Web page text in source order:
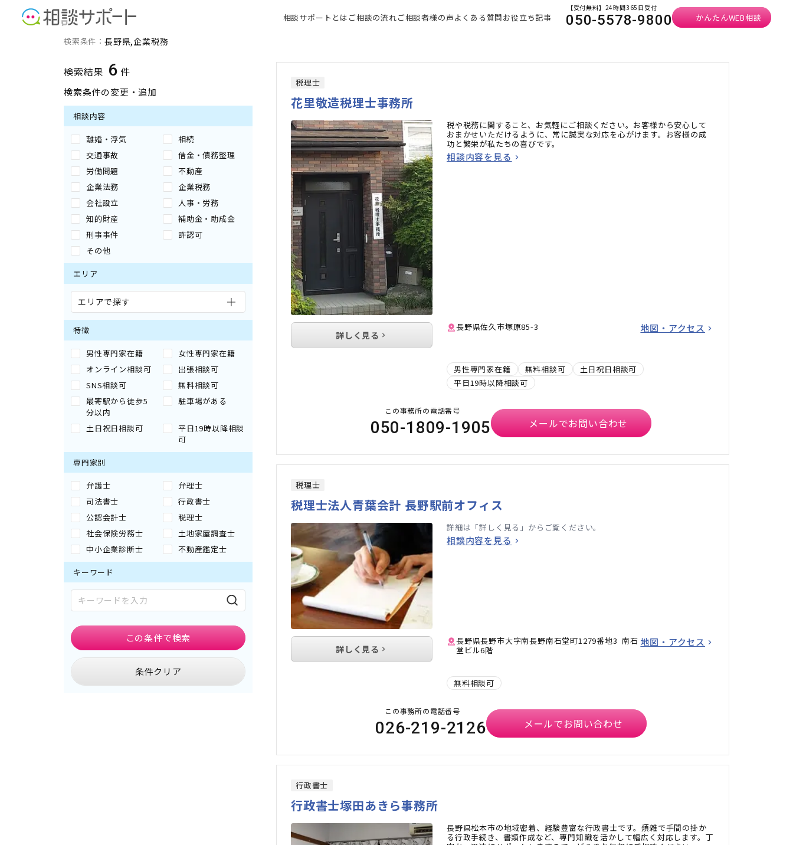
相談サポートとは ご相談の流れご相談者様の声よくある質問お役立ち記事
【受付無料】24時間365日受付
050-5578-9800 かんたんWEB相談
長野県の企業税務に強い専門家の検索結果
検索条件： 長野県 企業税務
検索結果 6 件
検索条件の変更・追加
相談内容
離婚・浮気
相続
交通事故
借金・債務整理
労働問題
不動産
企業法務
企業税務
会社設立
人事・労務
知的財産
補助金・助成金
刑事事件
許認可
その他
エリア
エリアで探す
特徴
男性専門家在籍
女性専門家在籍
オンライン相談可
出張相談可
SNS相談可
無料相談可
最寄駅から徒歩5
分以内
駐車場がある
土日祝日相談可
平日19時以降相談
可
専門家別
弁護士
弁理士
司法書士
行政書士
公認会計士
税理士
社会保険労務士
土地家屋調査士
中小企業診断士
不動産鑑定士
キーワード
条件クリア
この条件で検索
税理士
花里敬造税理士事務所
税や税務に関すること、お気軽にご相談ください。お客様から安心して
おまかせいただけるように、常に誠実な対応を心がけます。お客様の成
功と繁栄が私たちの喜びです。
相談内容を見る
長野県佐久市塚原85-3 地図・アクセス
男性専門家在籍 無料相談可
土日祝日相談可
平日19時以降相談可
詳しく見る
この事務所の電話番号
050-1809-1905 メールでお問い合わせ
税理士
税理士法人青葉会計 長野駅前オフィス
詳細は「詳しく見る」からご覧ください。
相談内容を見る
長野県長野市大字南長野南石堂町1279番地3 南石
堂ビル6階
地図・アクセス
無料相談可
詳しく見る
この事務所の電話番号
026-219-2126 メールでお問い合わせ
行政書士
行政書士塚田あきら事務所
長野県松本市の地域密着、経験豊富な行政書士です。煩雑で手間の掛か
る行政手続き、書類作成など、専門知識を活かして幅広く対応します。丁